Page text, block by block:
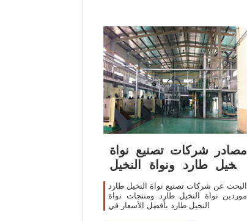
مصادر شركات تصنيع نواة
النخيل طارد ونواة النخيل
طارد في
البحث عن شركات تصنيع نواة النخيل طارد
موردين نواة النخيل طارد ومنتجات نواة
النخيل طارد بأفضل الأسعار في